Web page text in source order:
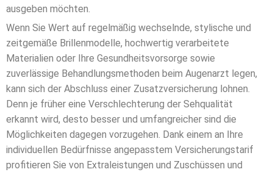
ausgeben möchten.
Wenn Sie Wert auf regelmäßig wechselnde, stylische und
zeitgemäße Brillenmodelle, hochwertig verarbeitete
Materialien oder Ihre Gesundheitsvorsorge sowie
zuverlässige Behandlungsmethoden beim Augenarzt legen,
kann sich der Abschluss einer Zusatzversicherung lohnen.
Denn je früher eine Verschlechterung der Sehqualität
erkannt wird, desto besser und umfangreicher sind die
Möglichkeiten dagegen vorzugehen. Dank einem an Ihre
individuellen Bedürfnisse angepasstem Versicherungstarif
profitieren Sie von Extraleistungen und Zuschüssen und